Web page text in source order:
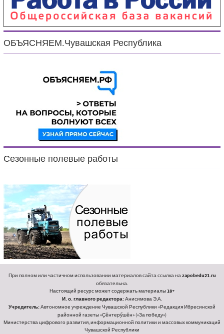
ОБЪЯСНЯЕМ.Чувашская Республика
Сезонные полевые работы
При полном или частичном использовании материалов сайта ссылка наzapobedu21.ru
обязательна.
Настоящий ресурс может содержать материалы18+
И. о. главного редактора:Анисимова Э.А.
Учредитель:Автономное учреждение Чувашской Республики «Редакция Ибресинской
районной газеты «Ҫӗнтерӳшӗн» («За победу»)
Министерства цифрового развития, информационной политики и массовых коммуникаций
Чувашской Республики